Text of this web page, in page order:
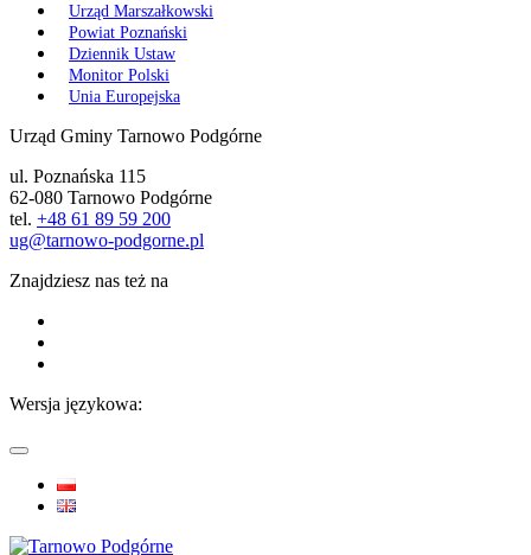
Urząd Marszałkowski
Powiat Poznański
Dziennik Ustaw
Monitor Polski
Unia Europejska
Urząd Gminy Tarnowo Podgórne
ul. Poznańska 115
62-080 Tarnowo Podgórne
tel. +48 61 89 59 200
ug@tarnowo-podgorne.pl
Znajdziesz nas też na
Wersja językowa: